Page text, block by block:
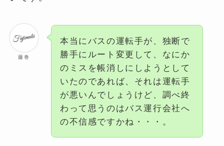
藤巻
本当にバスの運転手が、独断で
勝手にルート変更して、なにか
のミスを帳消しにしようとして
いたのであれば、それは運転手
が悪いんでしょうけど、調べ終
わって思うのはバス運行会社へ
の不信感ですかね・・・。